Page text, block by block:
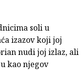
soli u
izazov koji joj
nudi joj izlaz, ali
kao njegov